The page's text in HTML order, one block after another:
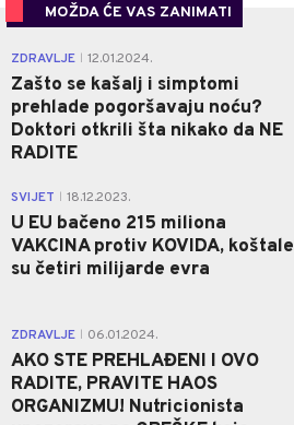
MOŽDA ĆE VAS ZANIMATI
ZDRAVLJE 12.01.2024.
Zašto se kašalj i simptomi
prehlade pogoršavaju noću?
Doktori otkrili šta nikako da NE
RADITE
SVIJET 18.12.2023.
U EU bačeno 215 miliona
VAKCINA protiv KOVIDA, koštale
su četiri milijarde evra
ZDRAVLJE 06.01.2024.
AKO STE PREHLAĐENI I OVO
RADITE, PRAVITE HAOS
ORGANIZMU! Nutricionista